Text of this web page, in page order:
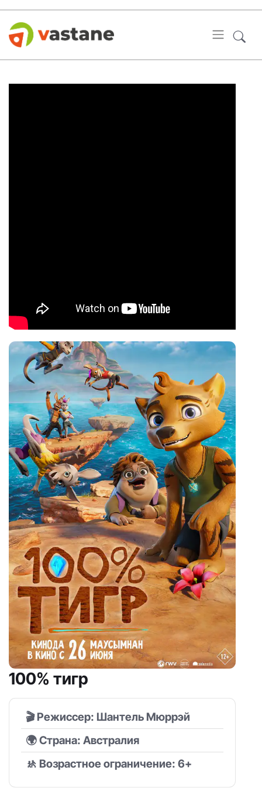
100% тигр
🎬 Режиссер: Шантель Мюррэй
🌍 Страна: Австралия
🚸 Возрастное ограничение: 6+